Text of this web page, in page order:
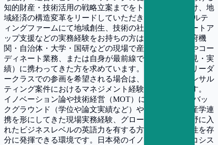
知的財産・技術活用の戦略立案までをトータルに手掛け、地
域経済の構造変革をリードしていただきます。 コンサルテ
ィングファームにて地域創生、技術の社会実装、スタートア
ップ支援などの実務経験をお持ちの方はもちろん、政府機
関・自治体・大学・国研などの現場で産学連携の支援やコー
ディネート業務、または自身が最前線で研究開発（知見・実
績）に携わってきた方を求めています。プロジェクトリーダ
ークラスでの参画を希望される場合は、調査研究やコンサル
ティング案件におけるマネジメント経験を必須とします。
イノベーション論や技術経営（MOT）に関する学術的バッ
クグラウンド（学位や論文実績など）や、大学等での産学連
携を形にしてきた現場実務経験、グローバル展開を視野に入
れたビジネスレベルの英語力を有する方は、その専門性を存
分に発揮できる環境です。日本発のイノベーションエコシス